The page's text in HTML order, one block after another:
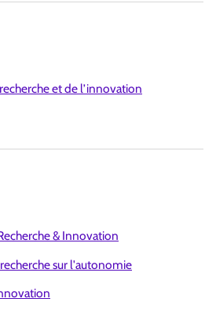
et de l’innovation
& Innovation
sur l'autonomie